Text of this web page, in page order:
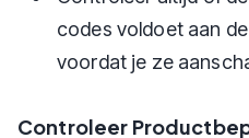
codes voldoet aan
voordat je ze
Controleer